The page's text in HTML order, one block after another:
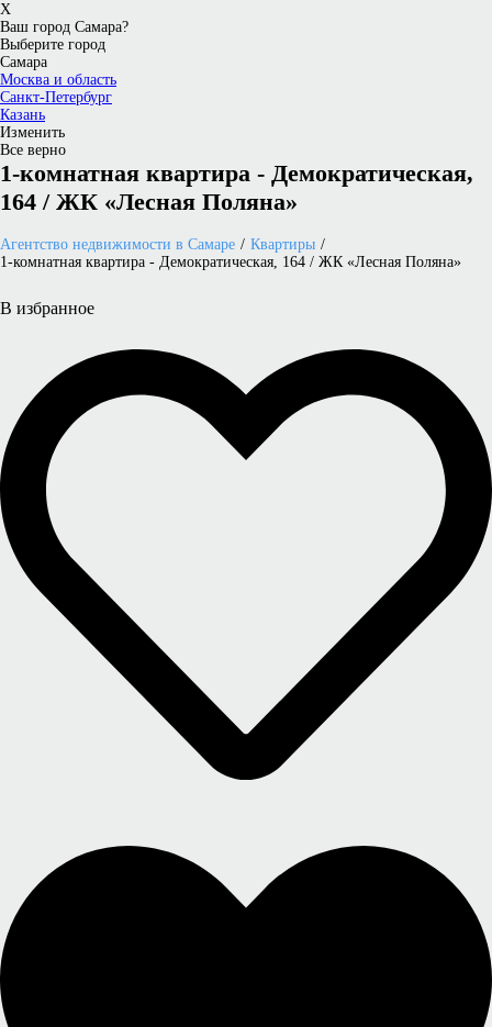
X
Ваш город Самара?
Выберите город
Самара
Москва и область
Санкт-Петербург
Казань
Изменить
Все верно
1-комнатная квартира - Демократическая,
164 / ЖК «Лесная Поляна»
Агентство недвижимости в Самаре
Квартиры
1-комнатная квартира - Демократическая, 164 / ЖК «Лесная Поляна»
В избранное